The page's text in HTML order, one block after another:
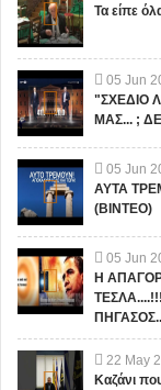
Τα είπε
05 Jun
"ΣΧΕΔΙΟ
ΜΑΣ... ;
05 Jun
ΑΥΤΑ
(ΒΙΝΤΕΟ)
05 Jun
Η
22 May
Καζάνι